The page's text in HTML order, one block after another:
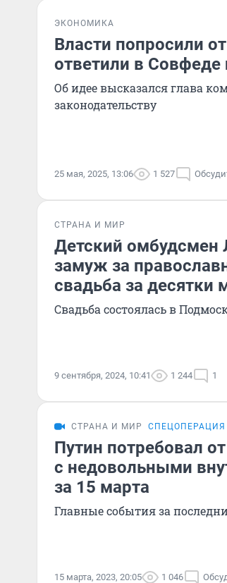
ЭКОНОМИКА
Власти попросили
ответили в Совфеде
Об идее высказался глава
законодательству
25 мая, 2025, 13:06 1 527
СТРАНА И МИР
Детский
замуж за
свадьба за десятки
Свадьба состоялась в
9 сентября, 2024, 10:41 1 244 1
СТРАНА И МИР
Путин потребовал
с недовольными
за 15 марта
Главные события за
15 марта, 2023, 20:05 1 046